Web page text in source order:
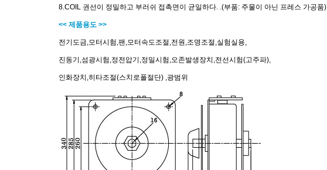
8.COIL 권선이 정밀하고 부러쉬 접촉면이 균일하다. .(부품: 주물이 아닌 프레스 가공품)
<< 제품용도 >>
전기도금,모터시험,팬,모터속도조절,전원,조명조절,실험실용,
진동기,섬광시험,정전압기,정밀시험,오존발생장치,전선시험(고주파),
인화장치,히타조절(스치로폴절단) ,광범위